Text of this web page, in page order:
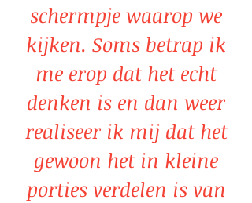
schermpje waarop we
kijken. Soms betrap ik
me erop dat het echt
denken is en dan weer
realiseer ik mij dat het
gewoon het in kleine
porties verdelen is van